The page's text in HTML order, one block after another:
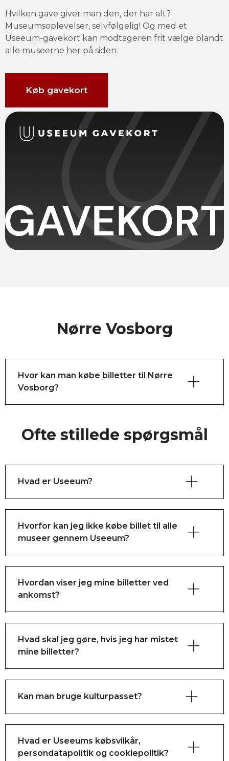
Hvilken gave giver man den, der har alt?
Museumsoplevelser, selvfølgelig! Og med et
Useeum-gavekort kan modtageren frit vælge blandt
alle museerne her på siden.
Køb gavekort
Nørre Vosborg
Hvor kan man købe billetter til Nørre
Vosborg?
Ofte stillede spørgsmål
Hvad er Useeum?
Hvorfor kan jeg ikke købe billet til alle
museer gennem Useeum?
Hvordan viser jeg mine billetter ved
ankomst?
Hvad skal jeg gøre, hvis jeg har mistet
mine billetter?
Kan man bruge kulturpasset?
Hvad er Useeums købsvilkår,
persondatapolitik og cookiepolitik?